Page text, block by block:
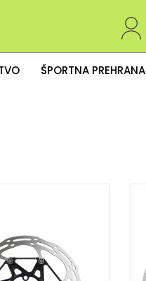
ŠPORTNA PREHRANA